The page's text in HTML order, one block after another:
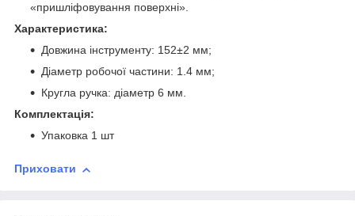
«пришліфовування поверхні».
Характеристика:
Довжина інструменту: 152±2 мм;
Діаметр робочої частини: 1.4 мм;
Кругла ручка: діаметр 6 мм.
Комплектація:
Упаковка 1 шт
Приховати